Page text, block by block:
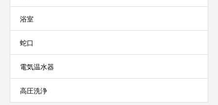
浴室
蛇口
電気温水器
高圧洗浄